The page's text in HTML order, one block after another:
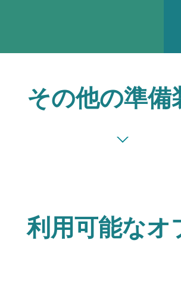
その他の準備
利用可能なオ